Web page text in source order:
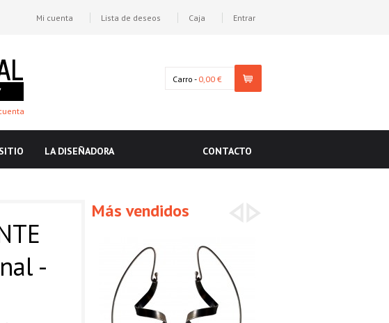
Mi cuenta Lista de deseos Caja Entrar
Carro - 0,00 €
LA DISEÑADORA CONTACTO
-
Más vendidos